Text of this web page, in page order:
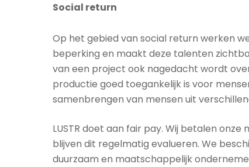
Social return
Op het gebied van social return werken
beperking en maakt deze talenten
van een project ook nagedacht wordt
productie goed toegankelijk is voor
samenbrengen van mensen uit
LUSTR doet aan fair pay. Wij betalen
blijven dit regelmatig evalueren. We
duurzaam en maatschappelijk